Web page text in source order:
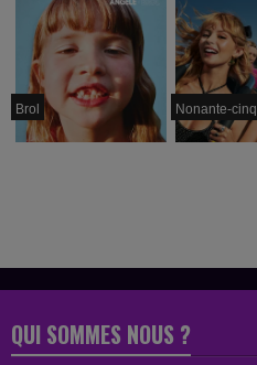
Brol Nonante-cinq
QUI SOMMES NOUS ?